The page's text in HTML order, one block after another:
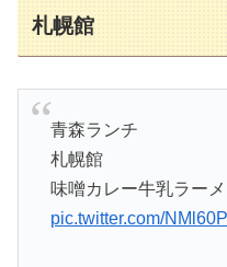
札幌館
青森ランチ
札幌館
味噌カレー牛乳ラー
pic.twitter.com/